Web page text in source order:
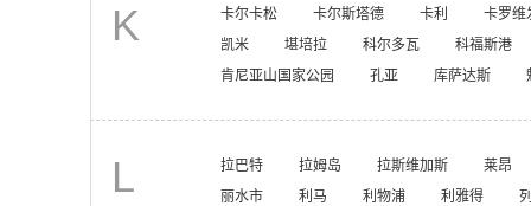
K 卡尔卡松 卡尔斯塔德 卡利
卡罗维
凯米
堪培拉 科尔多瓦
科福斯港
肯尼亚山国家公园
孔亚 库萨达斯
L 拉巴特 拉姆岛 拉斯维加斯
莱昂
丽水市
利马 利物浦 利雅得